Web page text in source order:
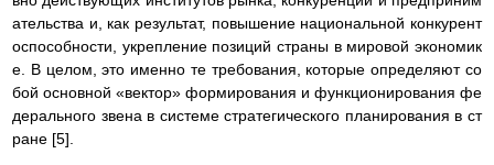
ательства и, как результат, повышение национальной конкурент
оспособности, укрепление позиций страны в мировой экономик
е. В целом, это именно те требования, которые определяют со
бой основной «вектор» формирования и функционирования фе
дерального звена в системе стратегического планирования в ст
ране [5].